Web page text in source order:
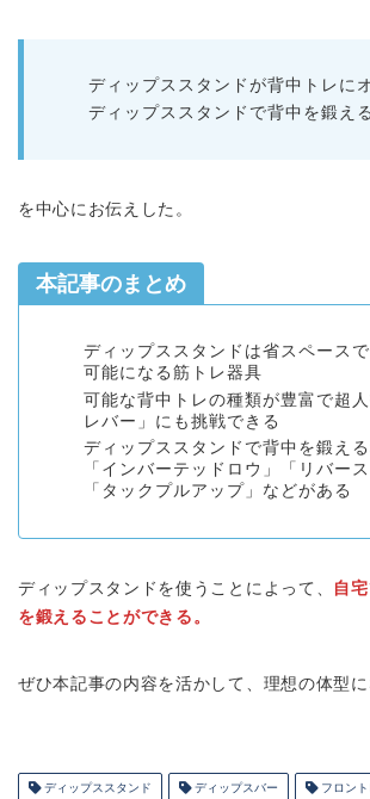
ディップススタンドが背中トレに
ディップススタンドで背中を鍛え
を中心にお伝えした。
本記事のまとめ
ディップススタンドは省スペース
可能になる筋トレ器具
可能な背中トレの種類が豊富で超
レバー」にも挑戦できる
ディップススタンドで背中を鍛え
「インバーテッドロウ」「リバー
「タックプルアップ」などがある
ディップスタンドを使うことによって、
自
を鍛えることができる。
ぜひ本記事の内容を活かして、理想の体型に
ディップススタンド ディップスバー フロント